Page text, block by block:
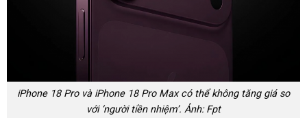
iPhone 18 Pro và iPhone 18 Pro Max có thể không tăng giá so
với ‘người tiền nhiệm’. Ảnh: Fpt